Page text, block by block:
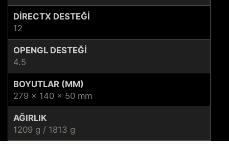
DIRECTX DESTEĞI
12
OPENGL DESTEĞI
4.5
BOYUTLAR (MM)
279 x 140 x 50 mm
AĞIRLIK
1209 g / 1813 g